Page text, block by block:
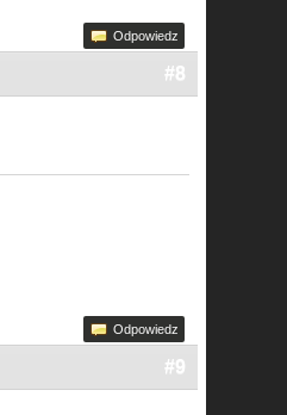
Odpowiedz
#8
Odpowiedz
#9